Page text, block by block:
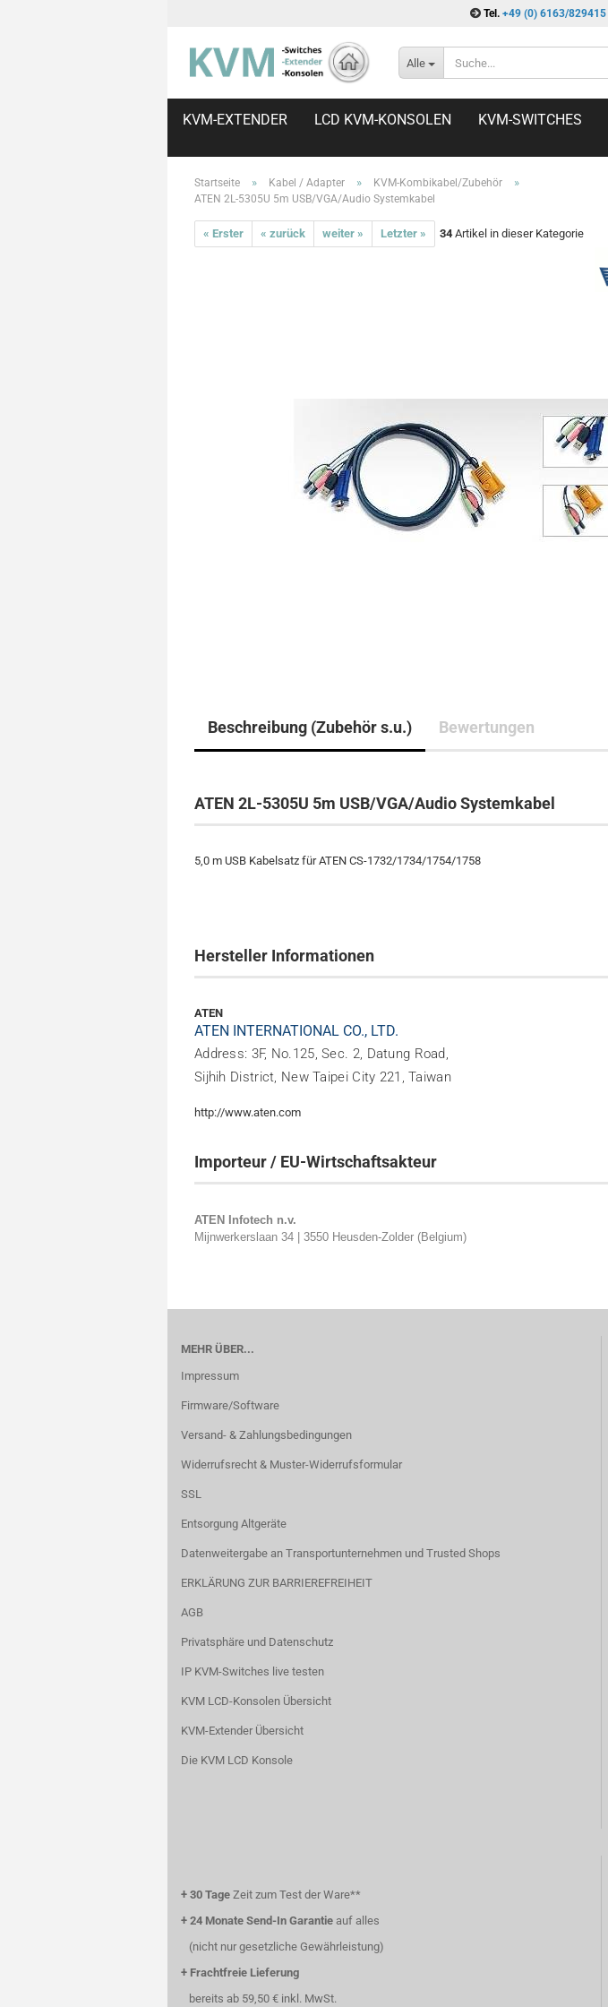
Tel. +49 (0) 6163/829415
Alle
KVM-EXTENDER LCD KVM-KONSOLEN KVM-SWITCHES
Startseite » Kabel / Adapter » KVM-Kombikabel/Zubehör »
ATEN 2L-5305U 5m USB/VGA/Audio Systemkabel
« Erster « zurück weiter » Letzter » 34 Artikel in dieser Kategorie
Beschreibung (Zubehör s.u.) Bewertungen
ATEN 2L-5305U 5m USB/VGA/Audio Systemkabel
5,0 m USB Kabelsatz für ATEN CS-1732/1734/1754/1758
Hersteller Informationen
ATEN
ATEN INTERNATIONAL CO., LTD.
Address: 3F, No.125, Sec. 2, Datung Road,
Sijhih District, New Taipei City 221, Taiwan
http://www.aten.com
Importeur / EU-Wirtschaftsakteur
ATEN Infotech n.v.
Mijnwerkerslaan 34 | 3550 Heusden-Zolder (Belgium)
MEHR ÜBER...
Impressum
Firmware/Software
Versand- & Zahlungsbedingungen
Widerrufsrecht & Muster-Widerrufsformular
SSL
Entsorgung Altgeräte
Datenweitergabe an Transportunternehmen und Trusted Shops
ERKLÄRUNG ZUR BARRIEREFREIHEIT
AGB
Privatsphäre und Datenschutz
IP KVM-Switches live testen
KVM LCD-Konsolen Übersicht
KVM-Extender Übersicht
Die KVM LCD Konsole
+ 30 Tage Zeit zum Test der Ware**
+ 24 Monate Send-In Garantie auf alles
(nicht nur gesetzliche Gewährleistung)
+ Frachtfreie Lieferung
bereits ab 59,50 € inkl. MwSt.